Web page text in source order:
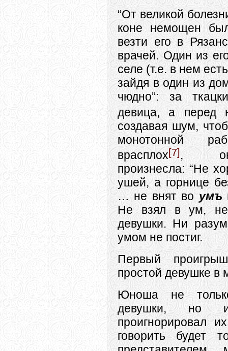
“От великой
коне немощен
везти его в
врачей. Один из
селе (т.е. в нем
зайдя в один из
чюдно”: за
девица, а перед
создавая шум,
монотонной
врасплох[7],
произнесла: “Не
ушей, а горнице
… не внят воумъ
Не взял в ум,
девушки. Ни
умом не постиг.
Первый
простой девушке в
Юноша не
девушки, но и,
проигнорировал
говорить будет